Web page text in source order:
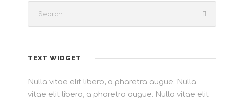
TEXT WIDGET
Nulla vitae elit libero, a pharetra augue. Nulla
vitae elit libero, a pharetra augue. Nulla vitae elit